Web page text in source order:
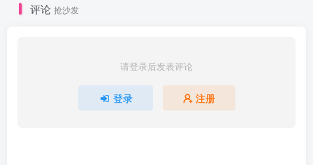
评论 抢沙发
请登录后发表评论
登录 注册